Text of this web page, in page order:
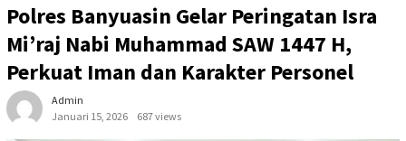
Polres Banyuasin Gelar Peringatan Isra
Mi’raj Nabi Muhammad SAW 1447 H,
Perkuat Iman dan Karakter Personel
Admin
Januari 15, 2026
687 views